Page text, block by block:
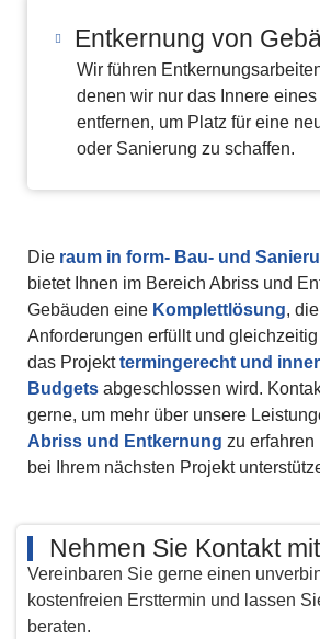
Entkernung von
Wir führen
denen wir nur das Innere
entfernen, um Platz für eine
oder Sanierung zu schaffen.
Die raum in form- Bau- und
bietet Ihnen im Bereich Abriss und
Gebäuden eine Komplettlösung,
Anforderungen erfüllt und
das Projekttermingerecht und
Budgets abgeschlossen wird.
gerne, um mehr über unsere
Abriss und Entkernung zu
bei Ihrem nächsten Projekt
Nehmen Sie Kontakt
Vereinbaren Sie gerne einen
kostenfreien Ersttermin und lassen
beraten.